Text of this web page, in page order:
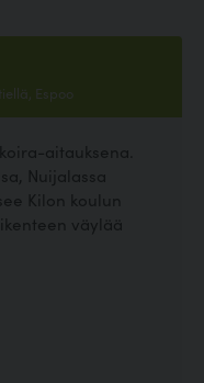
Espoo
aitauksena.
Nuijalassa
Kilon koulun
väylää